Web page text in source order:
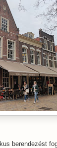
berendezést